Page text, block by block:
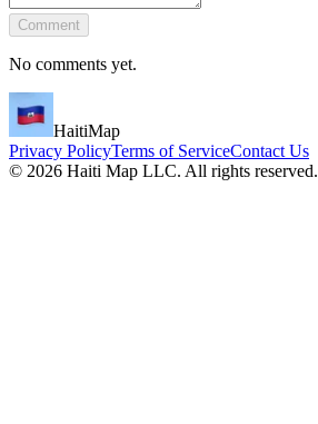
Comment
No comments yet.
HaitiMap
Privacy PolicyTerms of ServiceContact Us
© 2026 Haiti Map LLC. All rights reserved.